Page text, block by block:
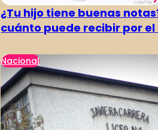
¿Tu hijo tiene buenas
cuánto puede recibir por el
Nacional